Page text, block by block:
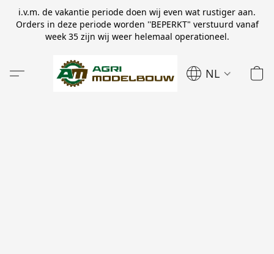
i.v.m. de vakantie periode doen wij even wat rustiger aan.
Orders in deze periode worden ''BEPERKT" verstuurd vanaf
week 35 zijn wij weer helemaal operationeel.
NL